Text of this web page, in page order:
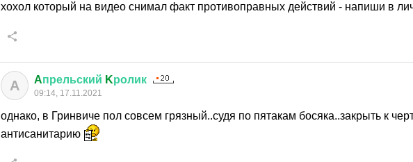
хохол который на видео снимал факт противоправных действий - напиши в
A Aпрельский Kролик
09:14, 17.11.2021
однако, в Гринвиче пол совсем грязный..судя по пятакам босяка..закрыть к
антисанитарию